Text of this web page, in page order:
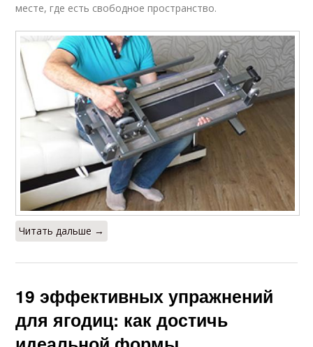
месте, где есть свободное пространство.
Читать дальше →
19 эффективных упражнений
для ягодиц: как достичь